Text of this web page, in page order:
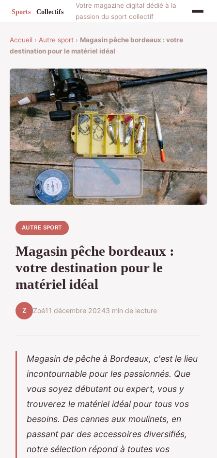
Votre magazine digital dédié à la
passion du sport collectif
Accueil › Autre sport › Magasin pêche bordeaux : votre
destination pour le matériel idéal
AUTRE SPORT
Magasin pêche bordeaux :
votre destination pour le
matériel idéal
Z Zoé11 décembre 20243 min de lecture
Magasin de pêche à Bordeaux, c'est le lieu
incontournable pour les passionnés. Que
vous soyez débutant ou expert, vous y
trouverez le matériel idéal pour tous vos
besoins. Des cannes aux moulinets, en
passant par des accessoires diversifiés,
notre sélection répond à toutes vos